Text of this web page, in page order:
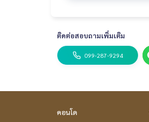
ติดต่อสอบถามเพิ่มเติม
099-287-9294
คอนโด